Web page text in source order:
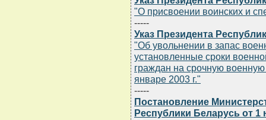
"О присвоении воинских и
-----
Указ Президента
"Об увольнении в запас
установленные сроки
граждан на срочную
январе 2003 г."
-----
Постановление
Республики Беларусь от 1